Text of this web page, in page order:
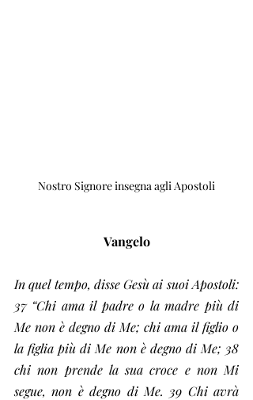
Nostro Signore insegna agli Apostoli
Vangelo
In quel tempo, disse Gesù ai suoi Apostoli:
37 “Chi ama il padre o la madre più di
Me non è degno di Me; chi ama il figlio o
la figlia più di Me non è degno di Me; 38
chi non prende la sua croce e non Mi
segue, non è degno di Me. 39 Chi avrà